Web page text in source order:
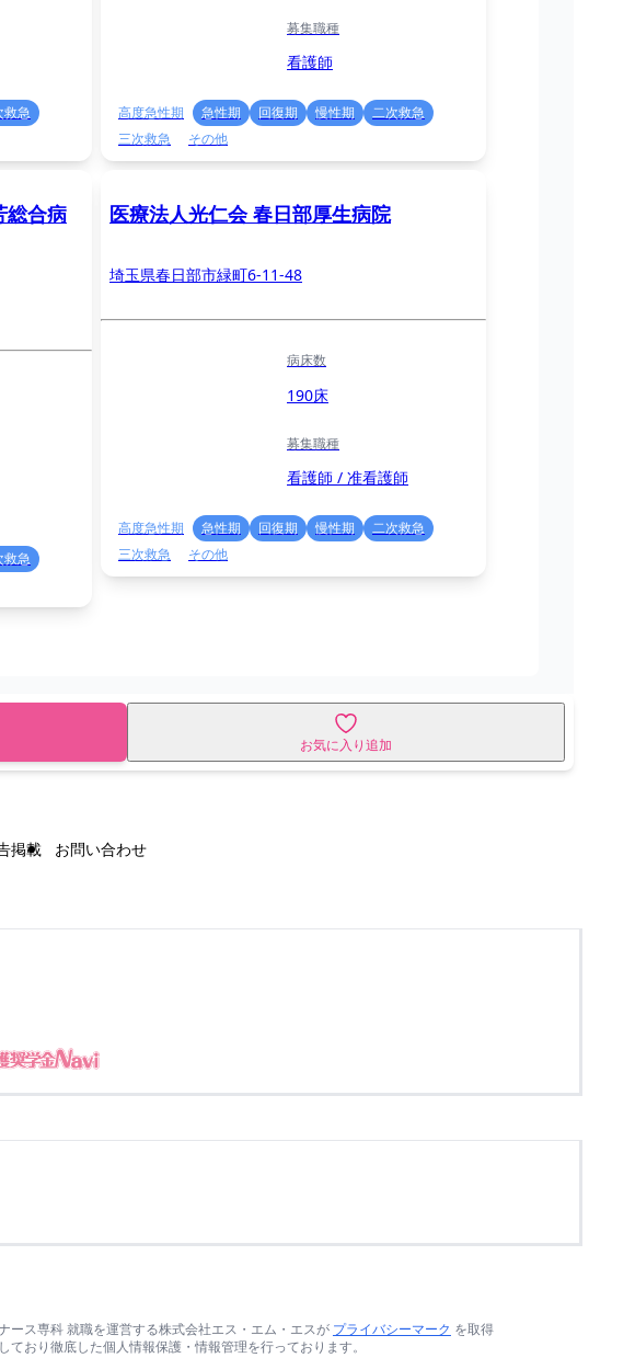
救急
募集職種
看護師
高度急性期 急性期 回復期 慢性期
二次救急
三次救急
その他
総合病
救急
医療法人光仁会 春日部厚生病院
埼玉県春日部市緑町6-11-48
病床数
190床
募集職種
看護師 / 准看護師
高度急性期 急性期 回復期 慢性期
二次救急
三次救急
その他
お気に入り追加
掲載 お問い合わせ
ース専科 就職を運営する株式会社エス・エム・エスが プライバシーマーク を取得
しており徹底した個人情報保護・情報管理を行っております。